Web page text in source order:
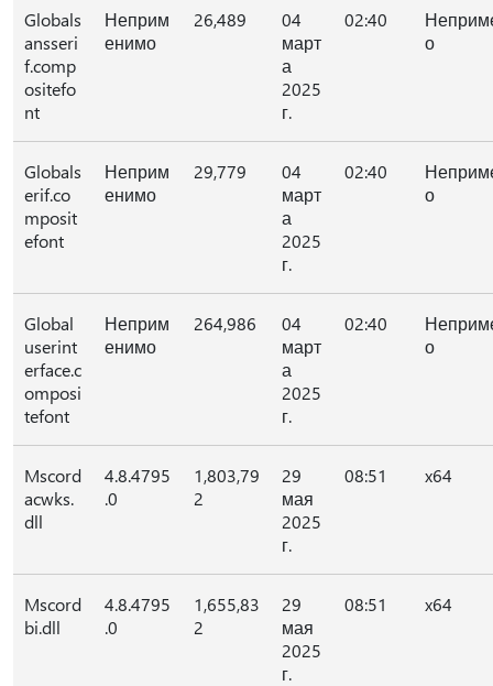
Globals
ansseri
f.comp
ositefo
nt
Неприм
енимо
26,489
04
март
а
2025
г.
02:40
о
Globals
erif.co
mposit
efont
Неприм
енимо
29,779
04
март
а
2025
г.
02:40
о
Global
userint
erface.c
omposi
tefont
Неприм
енимо
264,986
04
март
а
2025
г.
02:40
о
Mscord
acwks.
dll
4.8.4795
.0
1,803,79
2
29
мая
2025
г.
08:51 x64
Mscord
bi.dll
4.8.4795
.0
1,655,83
2
29
мая
2025
г.
08:51 x64